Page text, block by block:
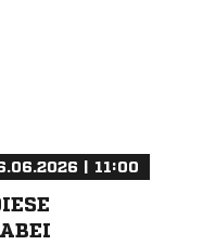
| 11:00